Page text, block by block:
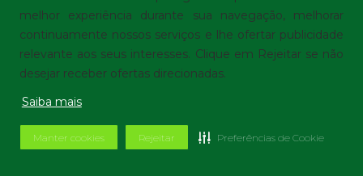
melhor experiência durante sua navegação, melhorar
continuamente nossos serviços e lhe ofertar publicidade
relevante aos seus interesses. Clique em Rejeitar se não
desejar receber ofertas direcionadas.
Saiba mais
Manter cookies Rejeitar Preferências de Cookie